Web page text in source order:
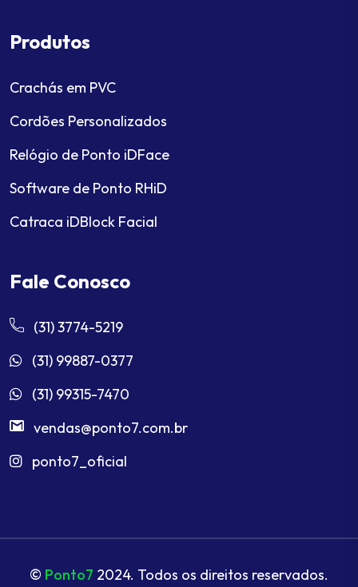
Produtos
Crachás em PVC
Cordões Personalizados
Relógio de Ponto iDFace
Software de Ponto RHiD
Catraca iDBlock Facial
Fale Conosco
(31) 3774-5219
(31) 99887-0377
(31) 99315-7470
vendas@ponto7.com.br
ponto7_oficial
© Ponto7 2024. Todos os direitos reservados.